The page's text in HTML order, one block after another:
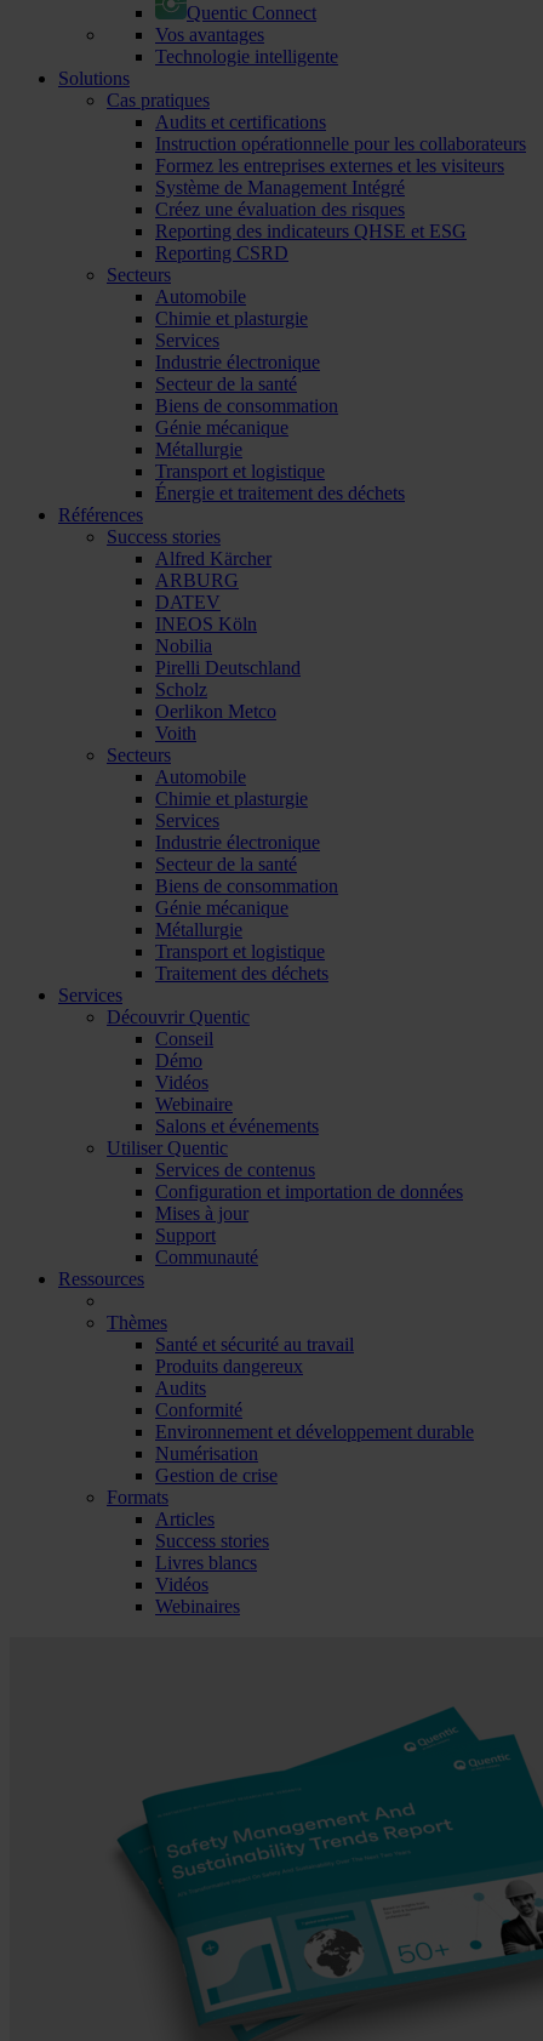
Quentic Connect
Vos avantages
Technologie intelligente
Solutions
Cas pratiques
Audits et certifications
Instruction opérationnelle pour les collaborateurs
Formez les entreprises externes et les visiteurs
Système de Management Intégré
Créez une évaluation des risques
Reporting des indicateurs QHSE et ESG
Reporting CSRD
Secteurs
Automobile
Chimie et plasturgie
Services
Industrie électronique
Secteur de la santé
Biens de consommation
Génie mécanique
Métallurgie
Transport et logistique
Énergie et traitement des déchets
Références
Success stories
Alfred Kärcher
ARBURG
DATEV
INEOS Köln
Nobilia
Pirelli Deutschland
Scholz
Oerlikon Metco
Voith
Secteurs
Automobile
Chimie et plasturgie
Services
Industrie électronique
Secteur de la santé
Biens de consommation
Génie mécanique
Métallurgie
Transport et logistique
Traitement des déchets
Services
Découvrir Quentic
Conseil
Démo
Vidéos
Webinaire
Salons et événements
Utiliser Quentic
Services de contenus
Configuration et importation de données
Mises à jour
Support
Communauté
Ressources
Thèmes
Santé et sécurité au travail
Produits dangereux
Audits
Conformité
Environnement et développement durable
Numérisation
Gestion de crise
Formats
Articles
Success stories
Livres blancs
Vidéos
Webinaires